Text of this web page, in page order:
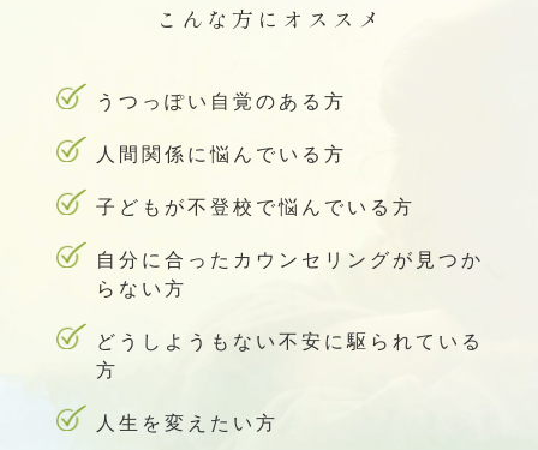
こんな方にオススメ
うつっぽい自覚のある方
人間関係に悩んでいる方
子どもが不登校で悩んでいる方
自分に合ったカウンセリングが見つか
らない方
どうしようもない不安に駆られている
方
人生を変えたい方